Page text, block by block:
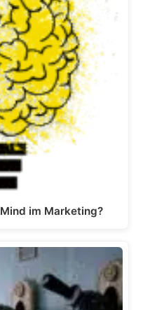
im Marketing?